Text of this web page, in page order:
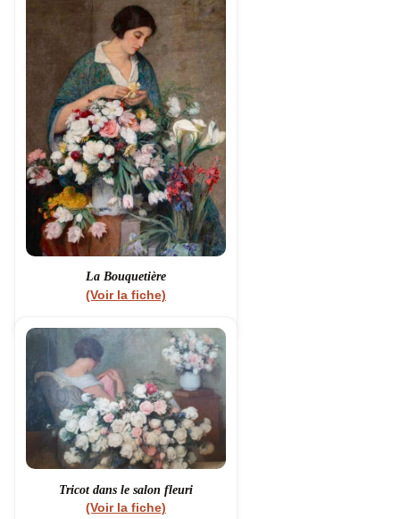
La Bouquetière
(Voir la fiche)
Tricot dans le salon fleuri
(Voir la fiche)